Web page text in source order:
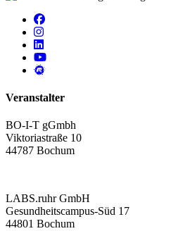
Veranstalter
BO-I-T gGmbh
Viktoriastraße 10
44787 Bochum
LABS.ruhr GmbH
Gesundheitscampus-Süd 17
44801 Bochum